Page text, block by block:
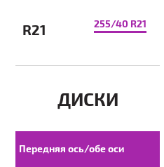
R21 255/40 R21
ДИСКИ
Передняя ось/обе оси